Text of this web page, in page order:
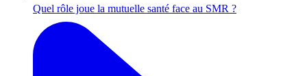
Quel rôle joue la mutuelle santé face au SMR ?